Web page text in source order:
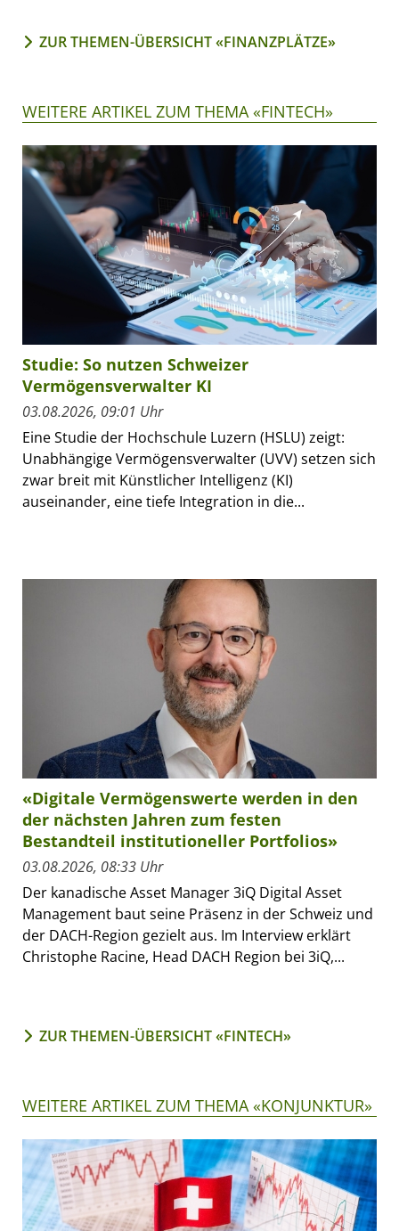
ZUR THEMEN-ÜBERSICHT «FINANZPLÄTZE»
WEITERE ARTIKEL ZUM THEMA «FINTECH»
Studie: So nutzen Schweizer
Vermögensverwalter KI
03.08.2026, 09:01 Uhr
Eine Studie der Hochschule Luzern (HSLU) zeigt:
Unabhängige Vermögensverwalter (UVV) setzen sich
zwar breit mit Künstlicher Intelligenz (KI)
auseinander, eine tiefe Integration in die...
«Digitale Vermögenswerte werden in den
der nächsten Jahren zum festen
Bestandteil institutioneller Portfolios»
03.08.2026, 08:33 Uhr
Der kanadische Asset Manager 3iQ Digital Asset
Management baut seine Präsenz in der Schweiz und
der DACH-Region gezielt aus. Im Interview erklärt
Christophe Racine, Head DACH Region bei 3iQ,...
ZUR THEMEN-ÜBERSICHT «FINTECH»
WEITERE ARTIKEL ZUM THEMA «KONJUNKTUR»